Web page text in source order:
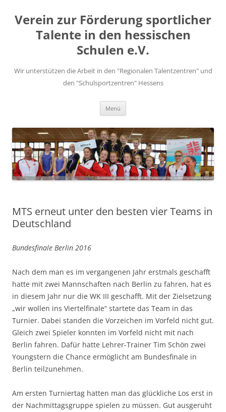
springen
Verein zur Förderung sportlicher
Talente in den hessischen
Schulen e.V.
Wir unterstützen die Arbeit in den "Regionalen Talentzentren" und
den "Schulsportzentren" Hessens
Menü
MTS erneut unter den besten vier Teams in
Deutschland
Bundesfinale Berlin 2016
Nach dem man es im vergangenen Jahr erstmals geschafft
hatte mit zwei Mannschaften nach Berlin zu fahren, hat es
in diesem Jahr nur die WK III geschafft. Mit der Zielsetzung
„wir wollen ins Viertelfinale“ startete das Team in das
Turnier. Dabei standen die Vorzeichen im Vorfeld nicht gut.
Gleich zwei Spieler konnten im Vorfeld nicht mit nach
Berlin fahren. Dafür hatte Lehrer-Trainer Tim Schön zwei
Youngstern die Chance ermöglicht am Bundesfinale in
Berlin teilzunehmen.
Am ersten Turniertag hatten man das glückliche Los erst in
der Nachmittagsgruppe spielen zu müssen. Gut ausgeruht